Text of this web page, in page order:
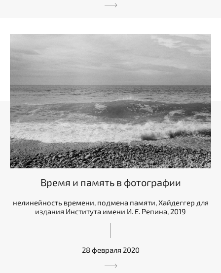
Время и память в фотографии
нелинейность времени, подмена памяти, Хайдеггер для
издания Института имени И. Е. Репина, 2019
28 февраля 2020